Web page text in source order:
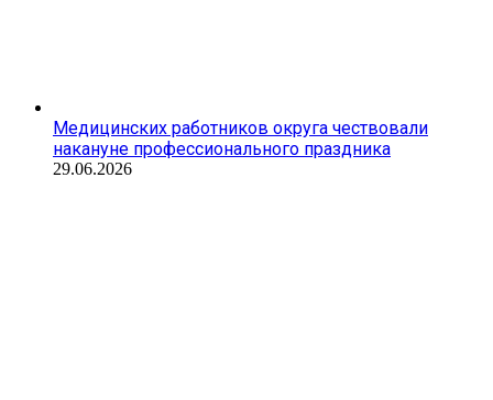
Медицинских работников округа чествовали
накануне профессионального праздника
29.06.2026